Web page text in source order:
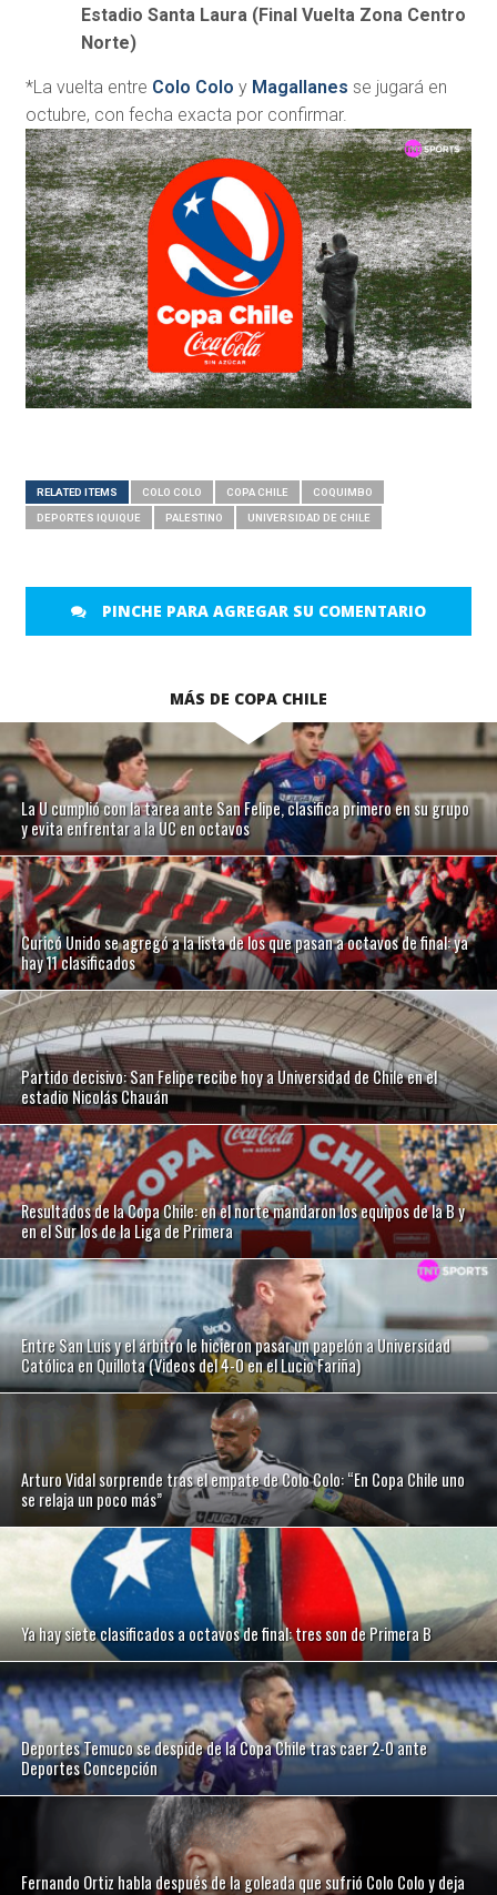
Estadio Santa Laura (Final Vuelta Zona Centro
Norte)
*La vuelta entre Colo Colo y Magallanes se jugará en
octubre, con fecha exacta por confirmar.
RELATED ITEMS COLO COLO COPA CHILE COQUIMBO
DEPORTES IQUIQUE PALESTINO UNIVERSIDAD DE CHILE
PINCHE PARA AGREGAR SU COMENTARIO
MÁS DE COPA CHILE
La U cumplió con la tarea ante San Felipe, clasifica primero en su grupo
y evita enfrentar a la UC en octavos
Curicó Unido se agregó a la lista de los que pasan a octavos de final: ya
hay 11 clasificados
Partido decisivo: San Felipe recibe hoy a Universidad de Chile en el
estadio Nicolás Chauán
Resultados de la Copa Chile: en el norte mandaron los equipos de la B y
en el Sur los de la Liga de Primera
Entre San Luis y el árbitro le hicieron pasar un papelón a Universidad
Católica en Quillota (Videos del 4-0 en el Lucio Fariña)
Arturo Vidal sorprende tras el empate de Colo Colo: “En Copa Chile uno
se relaja un poco más”
Ya hay siete clasificados a octavos de final: tres son de Primera B
Deportes Temuco se despide de la Copa Chile tras caer 2-0 ante
Deportes Concepción
Fernando Ortiz habla después de la goleada que sufrió Colo Colo y deja